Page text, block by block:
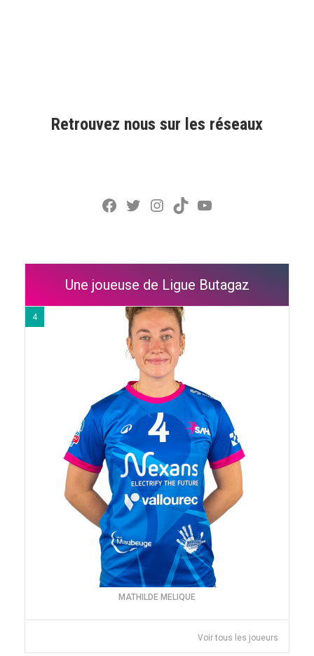
Retrouvez nous sur les réseaux
Facebook
Twitter
Instagram
TikTokYouTube
Une joueuse de Ligue Butagaz
4
MATHILDE MELIQUE
Voir tous les joueurs